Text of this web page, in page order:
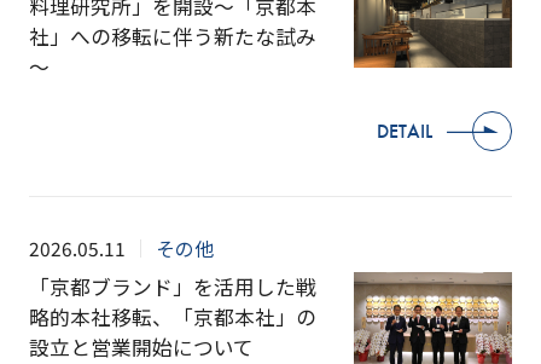
料理研究所」を開設～「京都本
社」への移転に伴う新たな試み
～
DETAIL
2026.05.11 その他
「京都ブランド」を活用した戦
略的本社移転、「京都本社」の
設立と営業開始について